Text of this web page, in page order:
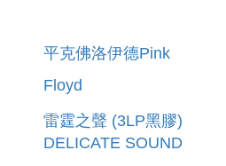
平克佛洛伊德Pink
Floyd
雷霆之聲 (3LP黑膠)
DELICATE SOUND